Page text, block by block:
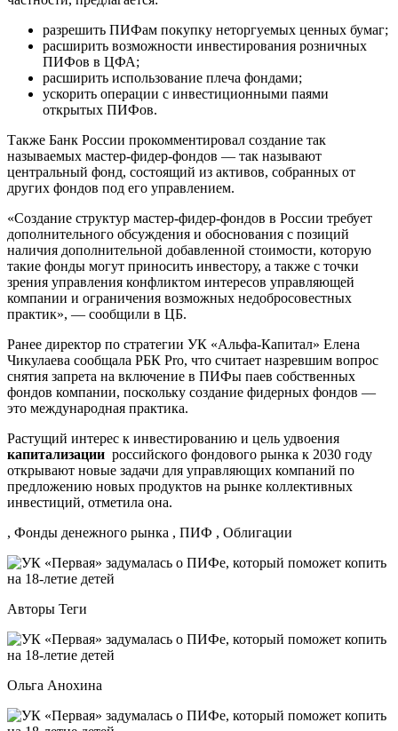
разрешить ПИФам покупку неторгуемых ценных бумаг;
расширить возможности инвестирования розничных
ПИФов в ЦФА;
расширить использование плеча фондами;
ускорить операции с инвестиционными паями
открытых ПИФов.
Также Банк России прокомментировал создание так
называемых мастер-фидер-фондов — так называют
центральный фонд, состоящий из активов, собранных от
других фондов под его управлением.
«Создание структур мастер-фидер-фондов в России требует
дополнительного обсуждения и обоснования с позиций
наличия дополнительной добавленной стоимости, которую
такие фонды могут приносить инвестору, а также с точки
зрения управления конфликтом интересов управляющей
компании и ограничения возможных недобросовестных
практик», — сообщили в ЦБ.
Ранее директор по стратегии УК «Альфа-Капитал» Елена
Чикулаева сообщала РБК Pro, что считает назревшим вопрос
снятия запрета на включение в ПИФы паев собственных
фондов компании, поскольку создание фидерных фондов —
это международная практика.
Растущий интерес к инвестированию и цель удвоения
капитализации российского фондового рынка к 2030 году
открывают новые задачи для управляющих компаний по
предложению новых продуктов на рынке коллективных
инвестиций, отметила она.
, Фонды денежного рынка , ПИФ , Облигации
Авторы Теги
Ольга Анохина